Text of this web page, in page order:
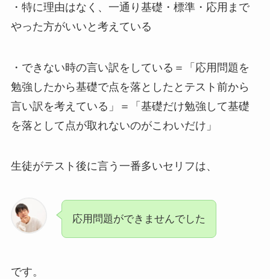
・特に理由はなく、一通り基礎・標準・応用まで
やった方がいいと考えている
・できない時の言い訳をしている＝「応用問題を
勉強したから基礎で点を落としたとテスト前から
言い訳を考えている」＝「基礎だけ勉強して基礎
を落として点が取れないのがこわいだけ」
生徒がテスト後に言う一番多いセリフは、
応用問題ができませんでした
です。